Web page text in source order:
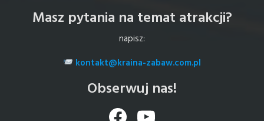
Masz pytania na temat atrakcji?
napisz:
kontakt@kraina-zabaw.com.pl
Obserwuj nas!
FacebookYouTube